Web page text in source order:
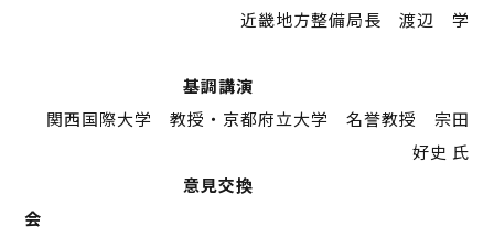
近畿地方整備局長 渡辺 学
基調講演
関西国際大学 教授・京都府立大学 名誉教授 宗田
好史 氏
意見交換
会